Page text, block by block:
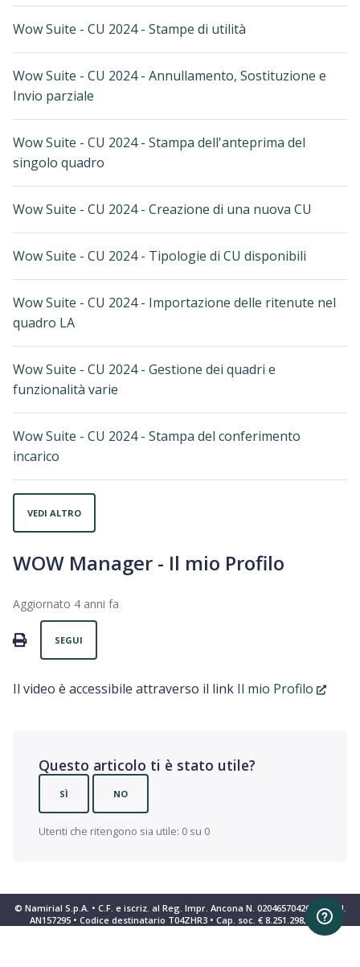
Wow Suite - CU 2024 - Stampe di utilità
Wow Suite - CU 2024 - Annullamento, Sostituzione e
Invio parziale
Wow Suite - CU 2024 - Stampa dell'anteprima del
singolo quadro
Wow Suite - CU 2024 - Creazione di una nuova CU
Wow Suite - CU 2024 - Tipologie di CU disponibili
Wow Suite - CU 2024 - Importazione delle ritenute nel
quadro LA
Wow Suite - CU 2024 - Gestione dei quadri e
funzionalità varie
Wow Suite - CU 2024 - Stampa del conferimento
incarico
VEDI ALTRO
WOW Manager - Il mio Profilo
Aggiornato 4 anni fa
PRINT
SEGUI
Il video è accessibile attraverso il link Il mio Profilo
Questo articolo ti è stato utile?
SÌ NO
Utenti che ritengono sia utile: 0 su 0
© Namirial S.p.A. • C.F. e iscriz. al Reg. Impr. Ancona N. 02046570426 • REA N.
AN157295 • Codice destinatario T04ZHR3 • Cap. soc. € 8.251.298,70 i.v.